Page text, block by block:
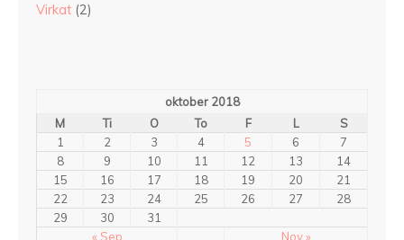
Virkat (2)
oktober 2018
M
Ti O To F L S
« Sep Nov »
1 2 3 4 5 6
7
8
9 10 11 12 13
14
15
16 17 18 19 20
21
22
23 24 25 26 27
28
29
30 31